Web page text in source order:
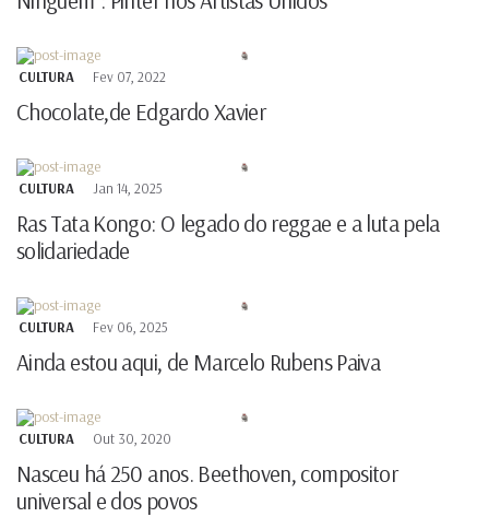
CULTURA Fev 07, 2022
Chocolate,de Edgardo Xavier
CULTURA Jan 14, 2025
Ras Tata Kongo: O legado do reggae e a luta pela
solidariedade
CULTURA Fev 06, 2025
Ainda estou aqui, de Marcelo Rubens Paiva
CULTURA Out 30, 2020
Nasceu há 250 anos. Beethoven, compositor
universal e dos povos